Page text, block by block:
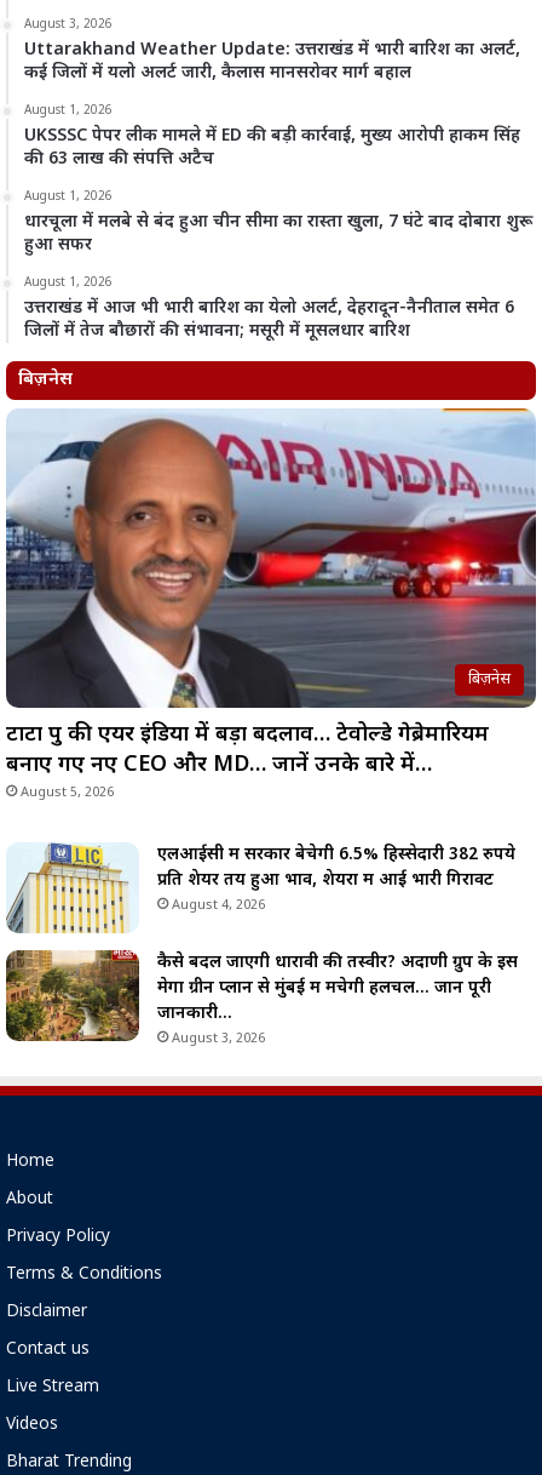
August 3, 2026
Uttarakhand Weather Update: उत्तराखंड में भारी बारिश का अलर्ट,
कई जिलों में यलो अलर्ट जारी, कैलास मानसरोवर मार्ग बहाल
August 1, 2026
UKSSSC पेपर लीक मामले में ED की बड़ी कार्रवाई, मुख्य आरोपी हाकम सिंह
की 63 लाख की संपत्ति अटैच
August 1, 2026
धारचूला में मलबे से बंद हुआ चीन सीमा का रास्ता खुला, 7 घंटे बाद दोबारा शुरू
हुआ सफर
August 1, 2026
उत्तराखंड में आज भी भारी बारिश का येलो अलर्ट, देहरादून-नैनीताल समेत 6
जिलों में तेज बौछारों की संभावना; मसूरी में मूसलधार बारिश
बिज़नेस
बिज़नेस
टाटा ग्रुप की एयर इंडिया में बड़ा बदलाव… टेवोल्डे गेब्रेमारियम
बनाए गए नए CEO और MD… जानें उनके बारे में…
August 5, 2026
एलआईसी में सरकार बेचेगी 6.5% हिस्सेदारी 382 रुपये
प्रति शेयर तय हुआ भाव, शेयरों में आई भारी गिरावट
August 4, 2026
कैसे बदल जाएगी धारावी की तस्वीर? अदाणी ग्रुप के इस
मेगा ग्रीन प्लान से मुंबई में मचेगी हलचल… जानें पूरी
जानकारी…
August 3, 2026
Home
About
Privacy Policy
Terms & Conditions
Disclaimer
Contact us
Live Stream
Videos
Bharat Trending